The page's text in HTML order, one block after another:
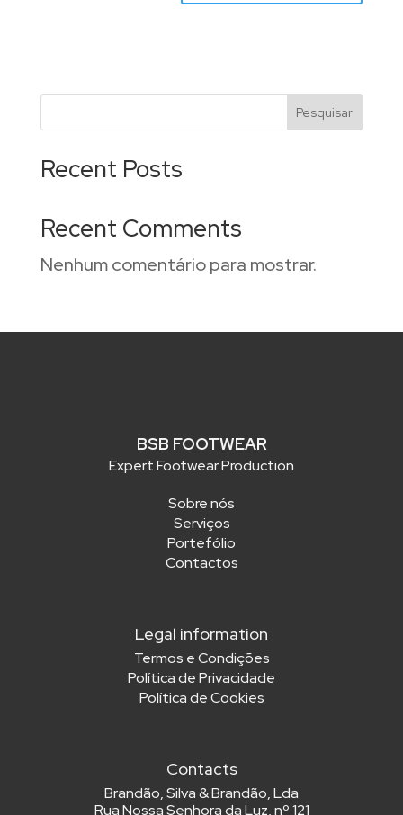
Pesquisar
Recent Posts
Recent Comments
Nenhum comentário para mostrar.
BSB FOOTWEAR
Expert Footwear Production
Sobre nós
Serviços
Portefólio
Contactos
Legal information
Termos e Condições
Política de Privacidade
Política de Cookies
Contacts
Brandão, Silva & Brandão, Lda
Rua Nossa Senhora da Luz, nº 121